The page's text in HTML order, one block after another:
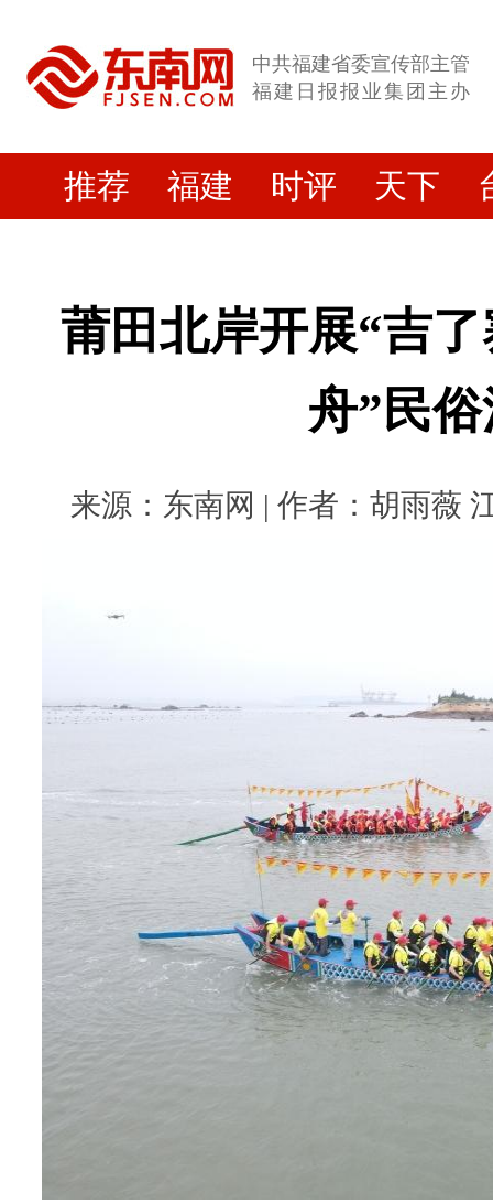
中共福建省委宣传部主管
福建日报报业集团主办
推荐 福建 时评 天下
莆田北岸开展“吉
舟”民
来源：东南网 | 作者：胡雨薇